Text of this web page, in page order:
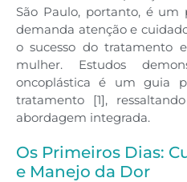
São Paulo, portanto, é
demanda atenção e
o sucesso do tratamento
mulher. Estudos
oncoplástica é um guia
tratamento [1],
abordagem integrada.
Os Primeiros Dias:
e Manejo da Dor